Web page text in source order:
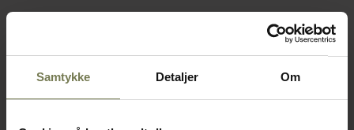
Samtykke Detaljer Om